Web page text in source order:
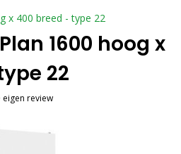
x 400 breed - type 22
1600 hoog x
22
eigen review